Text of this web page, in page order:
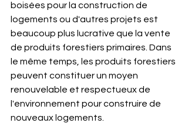
boisées pour la construction de
logements ou d'autres projets est
beaucoup plus lucrative que la vente
de produits forestiers primaires. Dans
le même temps, les produits forestiers
peuvent constituer un moyen
renouvelable et respectueux de
l'environnement pour construire de
nouveaux logements.